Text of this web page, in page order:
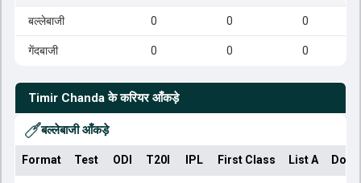
बल्लेबाजी 0 0 0
गेंदबाजी 0 0 0
Timir Chanda के करियर आँकड़े
बल्लेबाजी आँकड़े
Format Test ODI T20I IPL First Class List A